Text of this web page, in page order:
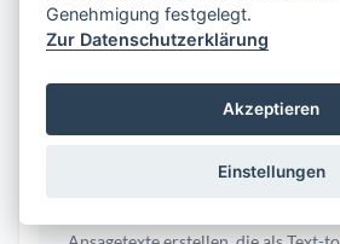
Die Funktion zum Abspielen von
Cloud ist ein Steuerungselement des
für den wartenden Anrufer. Mit
als Hintergrundmusik für wartende
Genehmigung festgelegt.
Zur Datenschutzerklärung
Akzeptieren
Einstellungen